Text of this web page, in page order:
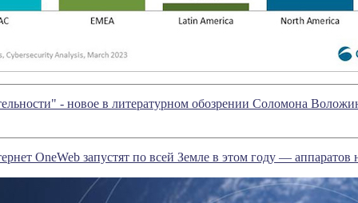
- новое в литературном обозрении Соломона
OneWeb запустят по всей Земле в этом году — аппаратов